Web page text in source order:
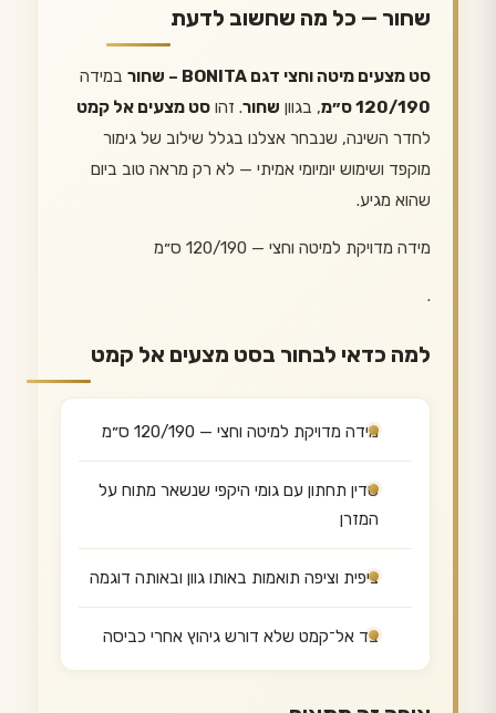
שחור — כל מה שחשוב לדעת
סט מצעים מיטה וחצי דגם BONITA – שחור
במידה
120/190 ס״מ
, בגוון שחור. זהו סט מצעים אל קמט
לחדר השינה, שנבחר אצלנו בגלל שילוב של גימור
מוקפד ושימוש יומיומי אמיתי — לא רק מראה טוב ביום
שהוא מגיע.
מידה מדויקת למיטה וחצי — 120/190 ס״מ
.
למה כדאי לבחור בסט מצעים אל קמט
מידה מדויקת למיטה וחצי — 120/190 ס״מ
סדין תחתון עם גומי היקפי שנשאר מתוח על
המזרן
ציפית וציפה תואמות באותו גוון ובאותה דוגמה
בד אל־קמט שלא דורש גיהוץ אחרי כביסה